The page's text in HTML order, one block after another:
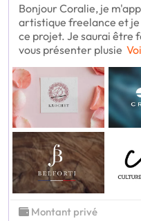
Bonjour Coralie, je
artistique freelance et je
ce projet. Je saurai être
vous présenter plusie
Montant privé